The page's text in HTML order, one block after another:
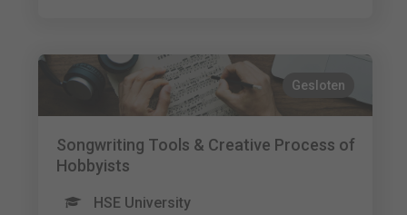
Gesloten
Songwriting Tools & Creative Process of
Hobbyists
HSE University